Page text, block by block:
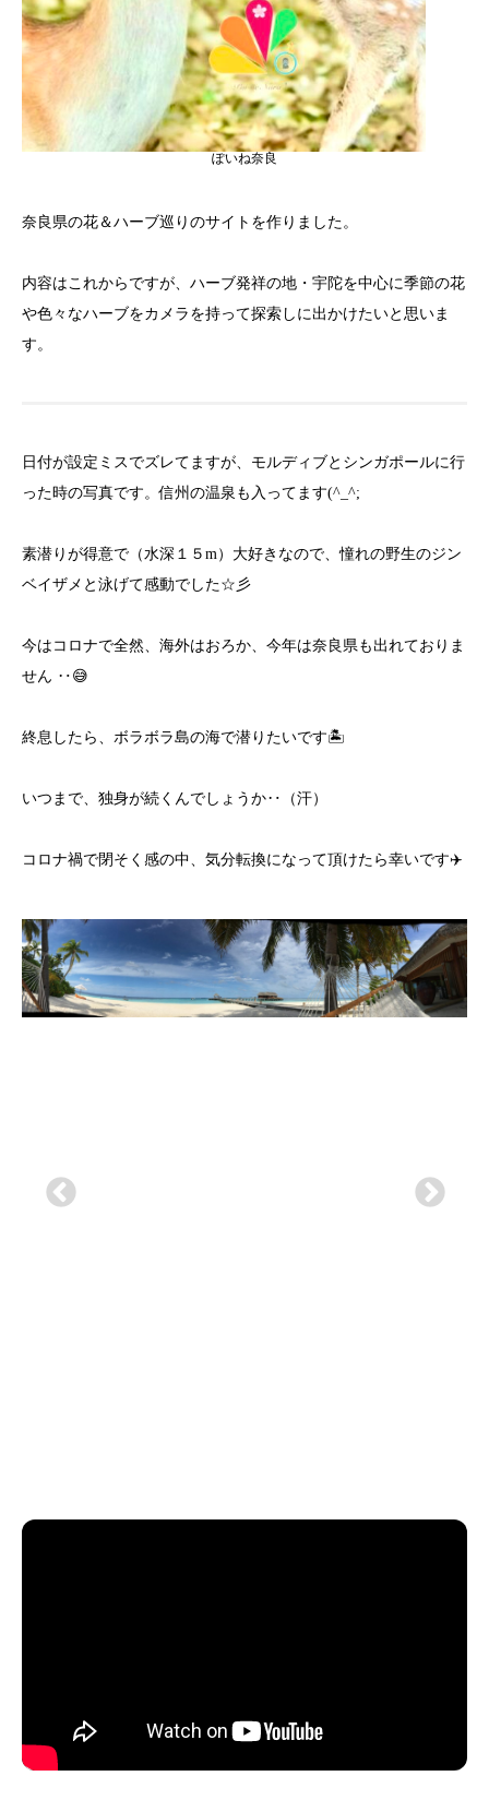
ぽいね奈良
奈良県の花＆ハーブ巡りのサイトを作りました。
内容はこれからですが、ハーブ発祥の地・宇陀を中心に季節の花
や色々なハーブをカメラを持って探索しに出かけたいと思いま
す。
日付が設定ミスでズレてますが、モルディブとシンガポールに行
った時の写真です。信州の温泉も入ってます(^_^;
素潜りが得意で（水深１５m）大好きなので、憧れの野生のジン
ベイザメと泳げて感動でした☆彡
今はコロナで全然、海外はおろか、今年は奈良県も出れておりま
せん ‥😅
終息したら、ボラボラ島の海で潜りたいです🏝
いつまで、独身が続くんでしょうか‥（汗）
コロナ禍で閉そく感の中、気分転換になって頂けたら幸いです✈️